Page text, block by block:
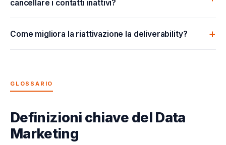
cancellare i contatti inattivi?
Come migliora la riattivazione la deliverability?
GLOSSARIO
Definizioni chiave del Data
Marketing